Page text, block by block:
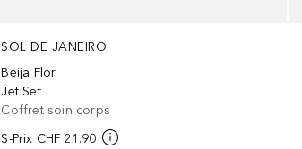
SOL DE JANEIRO
Beija Flor
Jet Set
Coffret soin corps
S-Prix CHF 21.90